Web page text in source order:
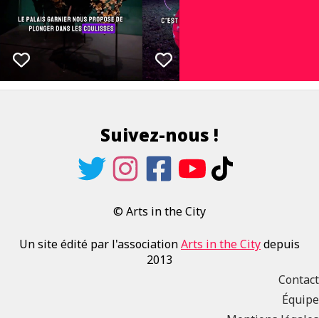
Suivez-nous !
© Arts in the City
Un site édité par l'associationArts in the Citydepuis
2013
Contact
Équipe